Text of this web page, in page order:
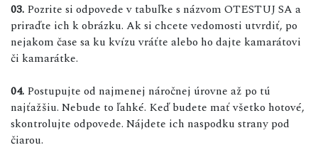
03. Pozrite si odpovede v tabuľke s názvom OTESTUJ SA a
priraďte ich k obrázku. Ak si chcete vedomosti utvrdiť, po
nejakom čase sa ku kvízu vráťte alebo ho dajte kamarátovi
či kamarátke.
04. Postupujte od najmenej náročnej úrovne až po tú
najťažšiu. Nebude to ľahké. Keď budete mať všetko hotové,
skontrolujte odpovede. Nájdete ich naspodku strany pod
čiarou.